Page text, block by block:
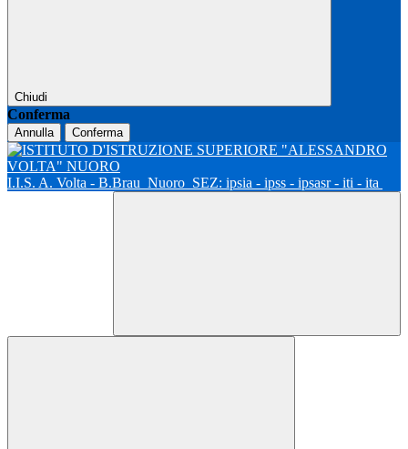
Chiudi
Conferma
Annulla Conferma
I.I.S. A. Volta - B.Brau Nuoro SEZ: ipsia - ipss - ipsasr - iti - ita